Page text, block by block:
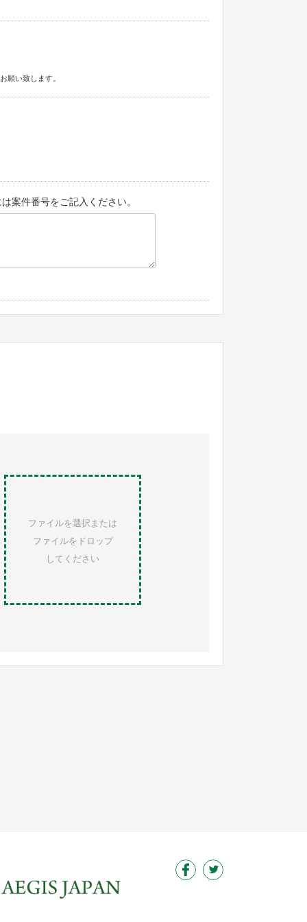
願い致します。
案件番号をご記入ください。
ファイルを選択または
ファイルをドロップ
してください